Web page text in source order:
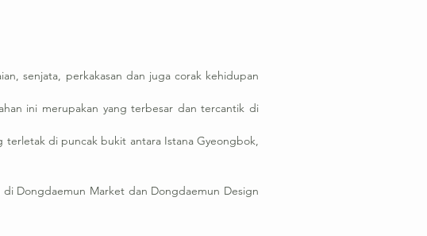
senjata, perkakasan dan juga corak kehidupan
ini merupakan yang terbesar dan tercantik di
terletak di puncak bukit antara Istana Gyeongbok,
Dongdaemun Market dan Dongdaemun Design